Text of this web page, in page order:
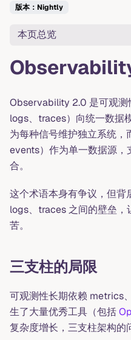
版本：Nightly
本页总览
Observability 2.0 是可观测
logs、traces）向统一数据
为每种信号维护独立系统
events）作为单一数据源，
合。
这个术语本身有争议，但背
logs、traces 之间的壁垒，
苦。
三支柱的局限
可观测性长期依赖 metrics
生了大量优秀工具（包括
复杂度增长，三支柱架构的